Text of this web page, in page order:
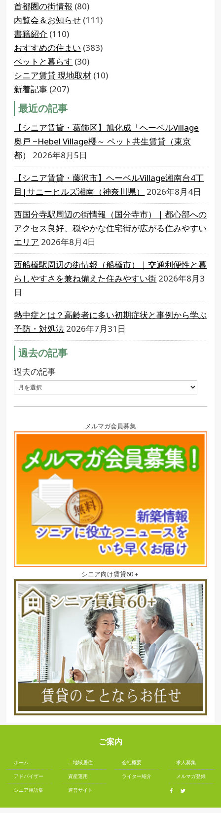
首都圏の街情報 (80)
内覧会＆お知らせ (111)
書籍紹介 (110)
おすすめの住まい (383)
ペットと暮らす (30)
シニア賃貸 現地取材 (10)
新着記事 (207)
最近の記事
【シニア賃貸・葛飾区】旭化成「ヘーベルVillage
奥戸 ~Hebel Village櫻～ ペット共生賃貸（東京
都）
2026年8月5日
【シニア賃貸・藤沢市】ヘーベルVillage湘南台4丁
目|サニーヒルズ湘南（神奈川県）
2026年8月4日
西国分寺駅周辺の街情報（国分寺市）｜都心部への
アクセス良好、穏やかな住宅街が広がる住みやすい
エリア 2026年8月4日
西船橋駅周辺の街情報（船橋市）｜交通利便性と暮
らしやすさを兼ね備えた住みやすい街 2026年8月3
日
熱中症とは？高齢者に多い初期症状と事例から学ぶ
予防・対処法 2026年7月31日
過去の記事
過去の記事
メルマガ会員募集
シニア向け賃貸60＋
ご案内
ホーム
アドバイザー
シニア用語集
二地域居住
資産運用
運営サイト
会社概要
ライター紹介
求人募集
メルマガ登録